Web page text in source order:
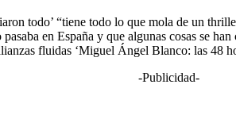
todo’ “tiene todo lo que mola de un
en España y que algunas cosas se
fluidas ‘Miguel Ángel Blanco: las 48
-Publicidad-